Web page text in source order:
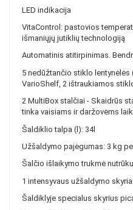
LED indikacija
VitaControl: pastovios
išmaniųjų jutiklių technologiją
Automatinis atitirpinimas.
5 nedūžtančio stiklo lentynėlės
VarioShelf, 2 ištraukiamos
2 MultiBox stalčiai - Skaidrūs
tinka vaisiams ir daržovėms
Šaldiklio talpa (l): 34l
Užšaldymo pajėgumas: 3 kg
Šalčio išlaikymo trukmė
1 intensyvaus užšaldymo
Šaldiklyje specialus skyrius